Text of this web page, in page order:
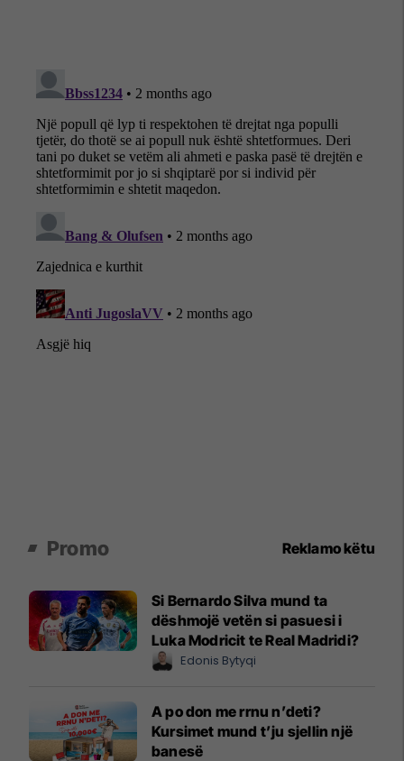
Promo Reklamo këtu
Si Bernardo Silva mund ta
dëshmojë vetën si pasuesi i
Luka Modricit te Real Madridi?
Edonis Bytyqi
A po don me rrnu n’deti?
Kursimet mund t’ju sjellin një
banesë